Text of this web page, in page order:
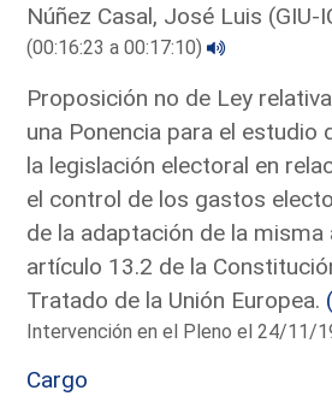
Núñez Casal, José Luis (GIU-
(00:16:23 a 00:17:10)
Proposición no de Ley
una Ponencia para el estudio
la legislación electoral en
el control de los gastos
de la adaptación de la
artículo 13.2 de la
Tratado de la Unión Europea.
Intervención en el Pleno el 24/11/
Cargo